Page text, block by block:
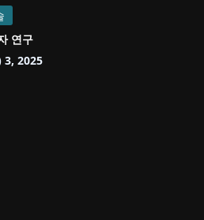
연구
3, 2025